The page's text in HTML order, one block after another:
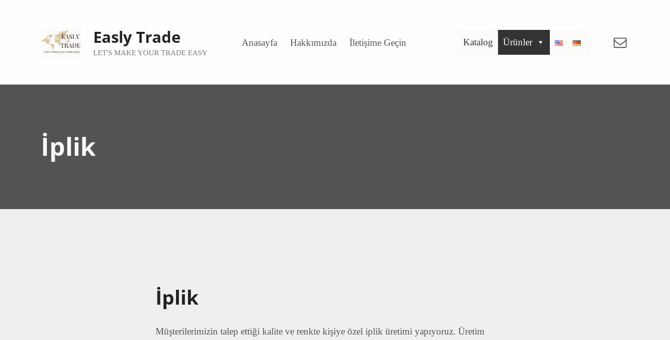
Easly Trade
LET'S MAKE YOUR TRADE EASY
Anasayfa Hakkımızda İletişime Geçin Katalog Ürünler
İplik
İplik
Müşterilerimizin talep ettiği kalite ve renkte kişiye özel iplik üretimi yapıyoruz. Üretim